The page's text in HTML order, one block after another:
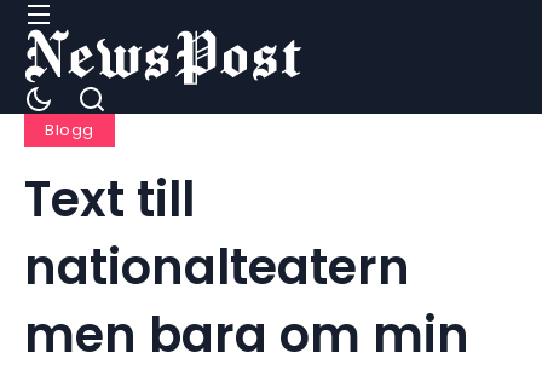
Blogg
Text till
nationalteatern
men bara om min